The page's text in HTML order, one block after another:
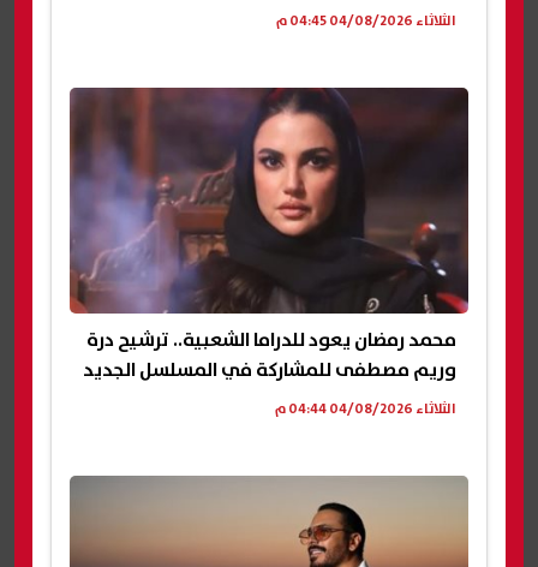
الثلاثاء 04/08/2026 04:45 م
محمد رمضان يعود للدراما الشعبية.. ترشيح درة
وريم مصطفى للمشاركة في المسلسل الجديد
الثلاثاء 04/08/2026 04:44 م